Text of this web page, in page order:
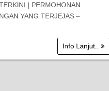
| PERMOHONAN
YANG TERJEJAS –
Info Lanjut..